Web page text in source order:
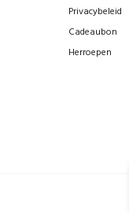
Privacybeleid
Cadeaubon
Herroepen